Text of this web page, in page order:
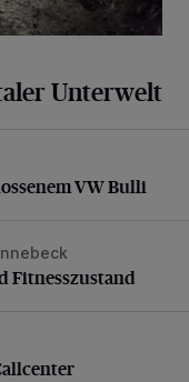
Unterwelt
VW Bulli
VW Bulli
Fitnesszustand
Fitnesszustand